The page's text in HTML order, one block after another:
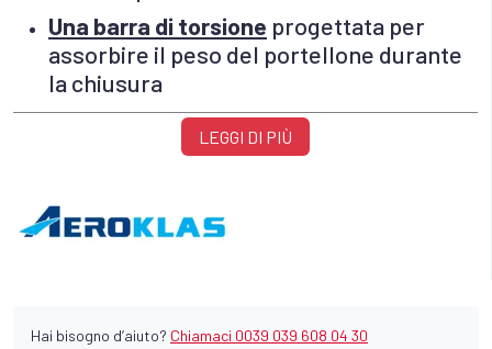
Una barra di torsione progettata per
assorbire il peso del portellone durante
la chiusura
Un' ammortizzatore a gas
portellone durante l' apertura.
LEGGI DI PIÙ
Hai bisogno d’aiuto? Chiamaci 0039 039 608 04 30